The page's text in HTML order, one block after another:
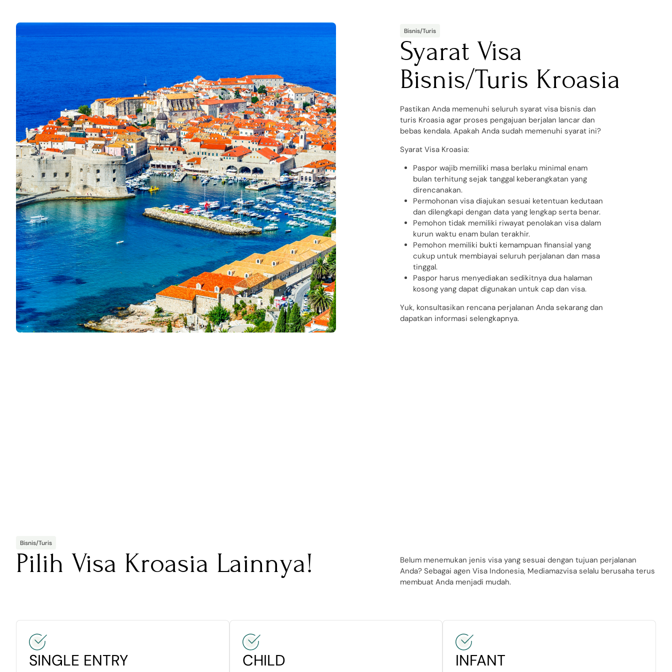
Bisnis/Turis
Syarat Visa
Bisnis/Turis Kroasia
Pastikan Anda memenuhi seluruh syarat visa bisnis dan
turis Kroasia agar proses pengajuan berjalan lancar dan
bebas kendala. Apakah Anda sudah memenuhi syarat ini?
Syarat Visa Kroasia:
Paspor wajib memiliki masa berlaku minimal enam
bulan terhitung sejak tanggal keberangkatan yang
direncanakan.
Permohonan visa diajukan sesuai ketentuan kedutaan
dan dilengkapi dengan data yang lengkap serta benar.
Pemohon tidak memiliki riwayat penolakan visa dalam
kurun waktu enam bulan terakhir.
Pemohon memiliki bukti kemampuan finansial yang
cukup untuk membiayai seluruh perjalanan dan masa
tinggal.
Paspor harus menyediakan sedikitnya dua halaman
kosong yang dapat digunakan untuk cap dan visa.
Yuk, konsultasikan rencana perjalanan Anda sekarang dan
dapatkan informasi selengkapnya.
Bisnis/Turis
Pilih Visa Kroasia Lainnya!
Belum menemukan jenis visa yang sesuai dengan tujuan perjalanan
Anda? Sebagai agen Visa Indonesia, Mediamazvisa selalu berusaha terus
membuat Anda menjadi mudah.
SINGLE ENTRY CHILD INFANT